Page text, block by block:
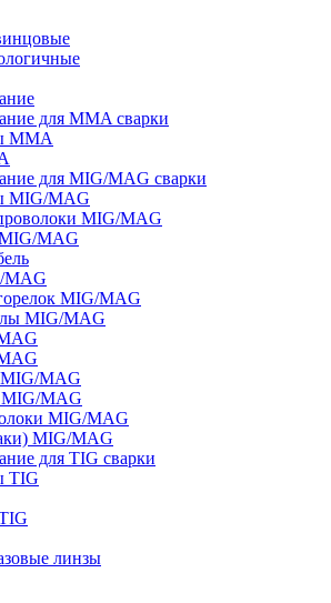
для MMA сварки
MMA
для MIG/MAG сварки
MIG/MAG
MIG/MAG
MAG
MAG
MIG/MAG
MIG/MAG
MAG
MIG/MAG
MIG/MAG
MIG/MAG
для TIG сварки
TIG
линзы